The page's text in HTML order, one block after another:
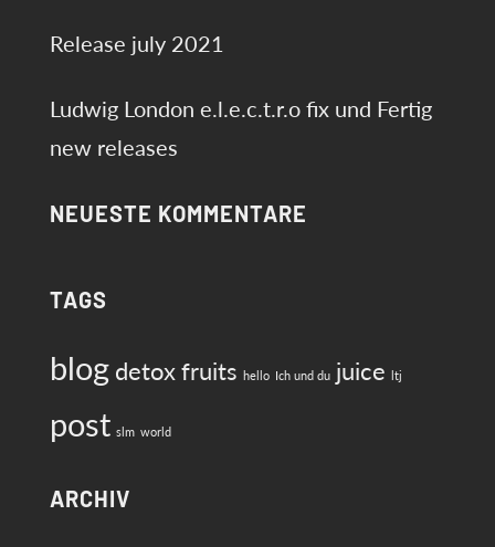
Release july 2021
Ludwig London e.l.e.c.t.r.o fix und Fertig
new releases
NEUESTE KOMMENTARE
TAGS
blog detoxfruits hello Ich und du juice ltj
post slm world
ARCHIV